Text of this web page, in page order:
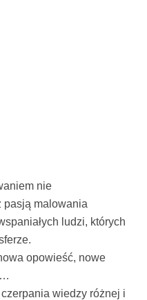
nie
pasją malowania
ludzi, których
opowieść, nowe
wiedzy różnej i